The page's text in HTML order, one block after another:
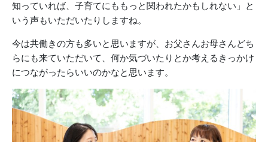
知っていれば、子育てにももっと関われたかもしれない」と
いう声もいただいたりしますね。
今は共働きの方も多いと思いますが、お父さんお母さんどち
らにも来ていただいて、何か気づいたりとか考えるきっかけ
につながったらいいのかなと思います。